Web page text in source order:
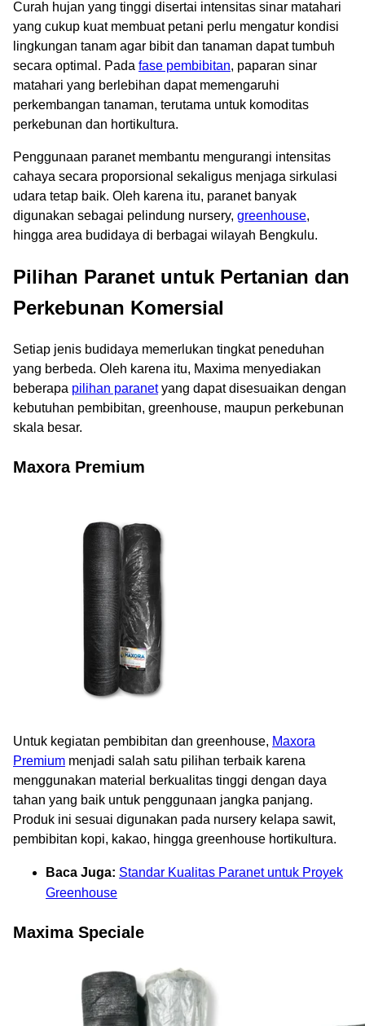
Curah hujan yang tinggi disertai intensitas sinar matahari
yang cukup kuat membuat petani perlu mengatur kondisi
lingkungan tanam agar bibit dan tanaman dapat tumbuh
secara optimal. Pada fase pembibitan, paparan sinar
matahari yang berlebihan dapat memengaruhi
perkembangan tanaman, terutama untuk komoditas
perkebunan dan hortikultura.
Penggunaan paranet membantu mengurangi intensitas
cahaya secara proporsional sekaligus menjaga sirkulasi
udara tetap baik. Oleh karena itu, paranet banyak
digunakan sebagai pelindung nursery, greenhouse,
hingga area budidaya di berbagai wilayah Bengkulu.
Pilihan Paranet untuk Pertanian dan
Perkebunan Komersial
Setiap jenis budidaya memerlukan tingkat peneduhan
yang berbeda. Oleh karena itu, Maxima menyediakan
beberapa pilihan paranetyang dapat disesuaikan dengan
kebutuhan pembibitan, greenhouse, maupun perkebunan
skala besar.
Maxora Premium
Untuk kegiatan pembibitan dan greenhouse, Maxora
Premium menjadi salah satu pilihan terbaik karena
menggunakan material berkualitas tinggi dengan daya
tahan yang baik untuk penggunaan jangka panjang.
Produk ini sesuai digunakan pada nursery kelapa sawit,
pembibitan kopi, kakao, hingga greenhouse hortikultura.
Baca Juga: Standar Kualitas Paranet untuk Proyek
Greenhouse
Maxima Speciale